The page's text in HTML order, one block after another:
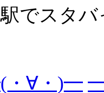
でスタ
∀・)━